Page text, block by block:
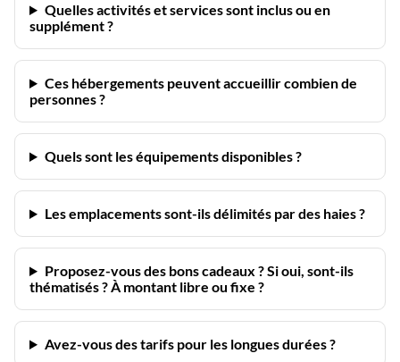
Quelles activités et services sont inclus ou en
supplément ?
Ces hébergements peuvent accueillir combien de
personnes ?
Quels sont les équipements disponibles ?
Les emplacements sont-ils délimités par des haies ?
Proposez-vous des bons cadeaux ? Si oui, sont-ils
thématisés ? À montant libre ou fixe ?
Avez-vous des tarifs pour les longues durées ?